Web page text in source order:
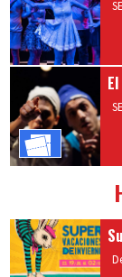
Comprar
Entradas